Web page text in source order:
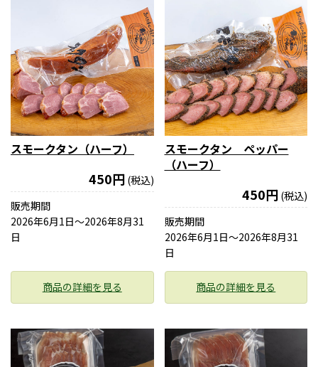
スモークタン（ハーフ）
450円 (税込)
販売期間
2026年6月1日〜2026年8月31
日
商品の詳細を見る
スモークタン ペッパー
（ハーフ）
450円 (税込)
販売期間
2026年6月1日〜2026年8月31
日
商品の詳細を見る